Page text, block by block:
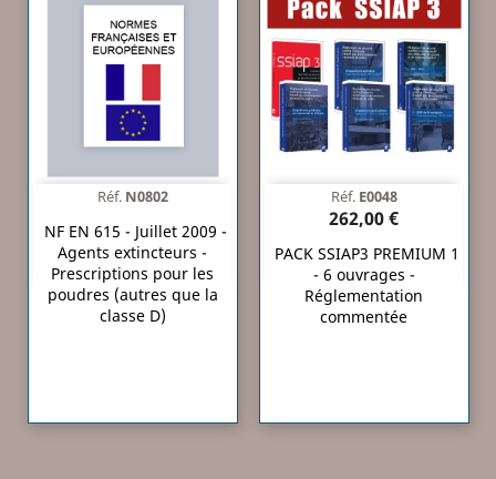
Réf. N0802
NF EN 615 - Juillet 2009 -
Agents extincteurs -
Prescriptions pour les
poudres (autres que la
classe D)
Réf. E0048
262,00 €
PACK SSIAP3 PREMIUM 1
- 6 ouvrages -
Réglementation
commentée